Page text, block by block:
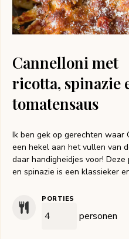
Cannelloni met
ricotta, spinazie
tomatensaus
Ik ben gek op gerechten waar
een hekel aan het vullen van
daar handigheidjes voor!
en spinazie is een klassieker
PORTIES
personen